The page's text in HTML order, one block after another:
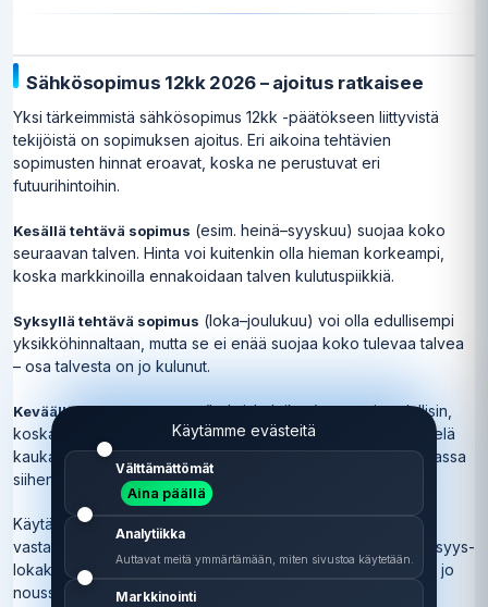
Sähkösopimus 12kk 2026 – ajoitus ratkaisee
Yksi tärkeimmistä sähkösopimus 12kk -päätökseen liittyvistä
tekijöistä on sopimuksen ajoitus. Eri aikoina tehtävien
sopimusten hinnat eroavat, koska ne perustuvat eri
futuurihintoihin.
Kesällä tehtävä sopimus (esim. heinä–syyskuu) suojaa koko
seuraavan talven. Hinta voi kuitenkin olla hieman korkeampi,
koska markkinoilla ennakoidaan talven kulutuspiikkiä.
Syksyllä tehtävä sopimus (loka–joulukuu) voi olla edullisempi
yksikköhinnaltaan, mutta se ei enää suojaa koko tulevaa talvea
– osa talvesta on jo kulunut.
Keväällä tehtävä sopimus(helmi–huhtikuu) on usein edullisin,
koska talvi on ohi ja markkinat näkevät seuraavan talven vielä
kaukana. Se suojaa seuraavaa talvea, jos sopimus on voimassa
siihen asti.
Käytännön neuvo: jos haluaa suojautua koko ensi talvea
vastaan, sähkösopimus 12kk kannattaa tehdä hyvissä ajoin syys-
lokakuussa – ennen kuin talvikausi on alkanut ja hinnat ovat jo
nousseet.
Käytämme evästeitä
Välttämättömät
Aina päällä
Analytiikka
Auttavat meitä ymmärtämään, miten sivustoa käytetään.
Markkinointi